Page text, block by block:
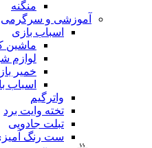
آموزشی و سرگرمی
اسباب بازی
ماشین کنترلی
لوازم شن بازی
خمیر بازی
اسباب بازی فکری
تخته وایت برد
تبلت جادویی
ست رنگ آمیزی